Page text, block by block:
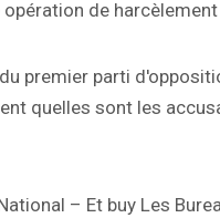
de harcèlement
premier parti
quelles sont les
– Et buy Les